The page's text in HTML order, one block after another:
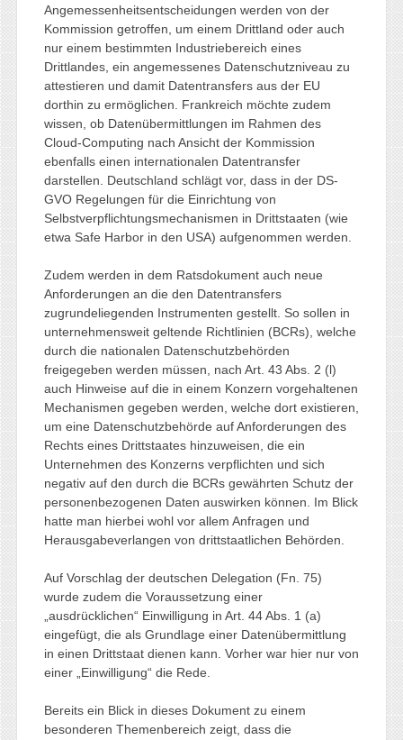
Angemessenheitsentscheidungen werden von der
Kommission getroffen, um einem Drittland oder auch
nur einem bestimmten Industriebereich eines
Drittlandes, ein angemessenes Datenschutzniveau zu
attestieren und damit Datentransfers aus der EU
dorthin zu ermöglichen. Frankreich möchte zudem
wissen, ob Datenübermittlungen im Rahmen des
Cloud-Computing nach Ansicht der Kommission
ebenfalls einen internationalen Datentransfer
darstellen. Deutschland schlägt vor, dass in der DS-
GVO Regelungen für die Einrichtung von
Selbstverpflichtungsmechanismen in Drittstaaten (wie
etwa Safe Harbor in den USA) aufgenommen werden.
Zudem werden in dem Ratsdokument auch neue
Anforderungen an die den Datentransfers
zugrundeliegenden Instrumenten gestellt. So sollen in
unternehmensweit geltende Richtlinien (BCRs), welche
durch die nationalen Datenschutzbehörden
freigegeben werden müssen, nach Art. 43 Abs. 2 (l)
auch Hinweise auf die in einem Konzern vorgehaltenen
Mechanismen gegeben werden, welche dort existieren,
um eine Datenschutzbehörde auf Anforderungen des
Rechts eines Drittstaates hinzuweisen, die ein
Unternehmen des Konzerns verpflichten und sich
negativ auf den durch die BCRs gewährten Schutz der
personenbezogenen Daten auswirken können. Im Blick
hatte man hierbei wohl vor allem Anfragen und
Herausgabeverlangen von drittstaatlichen Behörden.
Auf Vorschlag der deutschen Delegation (Fn. 75)
wurde zudem die Voraussetzung einer
„ausdrücklichen“ Einwilligung in Art. 44 Abs. 1 (a)
eingefügt, die als Grundlage einer Datenübermittlung
in einen Drittstaat dienen kann. Vorher war hier nur von
einer „Einwilligung“ die Rede.
Bereits ein Blick in dieses Dokument zu einem
besonderen Themenbereich zeigt, dass die